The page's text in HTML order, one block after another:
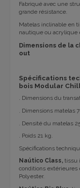
Fabriqué avec une
grande résistance.
Matelas inclinable en
nautique ou acrylique
Dimensions de la
out
Spécifications
bois Modular
. Dimensions du
. Dimensions matelas
. Densité du matelas
. Poids 21 kg.
Spécifications
Naútico Class, tissu
conditions extérieures
Polyester.